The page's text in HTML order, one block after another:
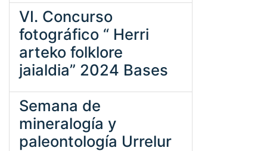
VI. Concurso
fotográfico “ Herri
arteko folklore
jaialdia” 2024 Bases
Semana de
mineralogía y
paleontología Urrelur